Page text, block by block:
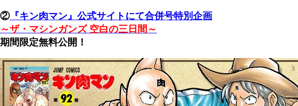
②『キン肉マン』公式サイトにて合併号特別企画
～ザ・マシンガンズ 空白の三日間～
期間限定無料公開！